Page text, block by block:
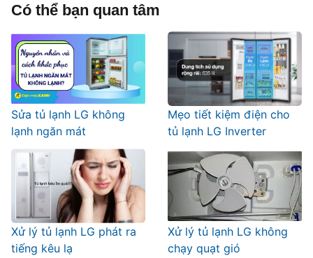
Có thể bạn quan tâm
Sửa tủ lạnh LG không
lạnh ngăn mát
Mẹo tiết kiệm điện cho
tủ lạnh LG Inverter
Xử lý tủ lạnh LG phát ra
tiếng kêu lạ
Xử lý tủ lạnh LG không
chạy quạt gió